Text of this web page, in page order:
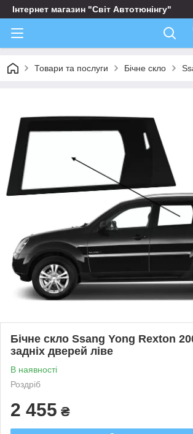
Інтернет магазин "Світ Автотюнінгу"
Товари та послуги Бічне скло
Бічне скло Ssang Yong Rexton
задніх дверей ліве
В наявності
Роздріб
2 455 ₴